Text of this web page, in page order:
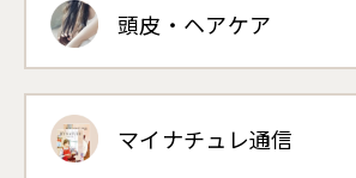
頭皮・ヘアケア
マイナチュレ通信